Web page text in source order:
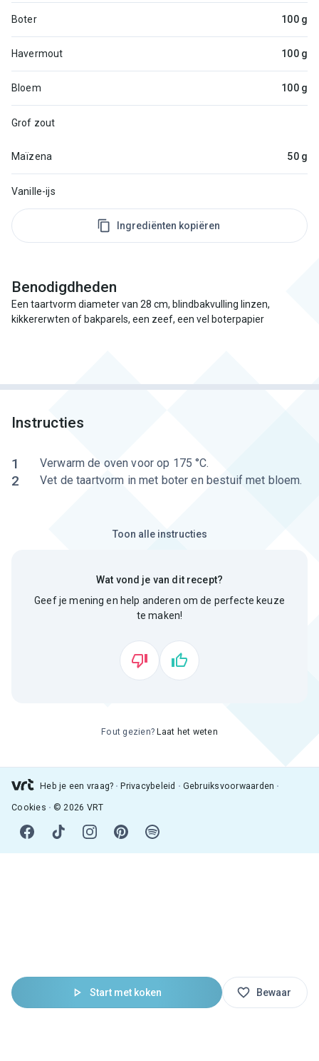
Start met koken Bewaar
Boter 100 g
Havermout 100 g
Bloem 100 g
Grof zout
Maïzena 50 g
Vanille-ijs
Ingrediënten kopiëren
Benodigdheden
Een taartvorm diameter van 28 cm, blindbakvulling linzen,
kikkererwten of bakparels, een zeef, een vel boterpapier
Instructies
1 Verwarm de oven voor op 175 °C.
2 Vet de taartvorm in met boter en bestuif met bloem.
Toon alle instructies
Wat vond je van dit recept?
Geef je mening en help anderen om de perfecte keuze
te maken!
Fout gezien? Laat het weten
Heb je een vraag? Privacybeleid Gebruiksvoorwaarden
Cookies © 2026 VRT